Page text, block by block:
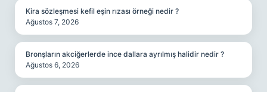
Kira sözleşmesi kefil eşin rızası örneği nedir ?
Ağustos 7, 2026
Bronşların akciğerlerde ince dallara ayrılmış halidir nedir ?
Ağustos 6, 2026